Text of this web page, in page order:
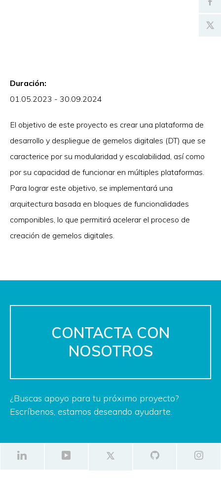
Duración:
01.05.2023 - 30.09.2024
El objetivo de este proyecto es crear una plataforma de
desarrollo y despliegue de gemelos digitales (DT) que se
caracterice por su modularidad y escalabilidad, así como
por su capacidad de funcionar en múltiples plataformas.
Para lograr este objetivo, se implementará una
arquitectura basada en bloques de funcionalidades
componibles, lo que permitirá acelerar el proceso de
creación de gemelos digitales.
CONTACTA CON
NOSOTROS
¿Buscas apoyo para tu próximo proyecto?
Escríbenos, estamos deseando ayudarte.